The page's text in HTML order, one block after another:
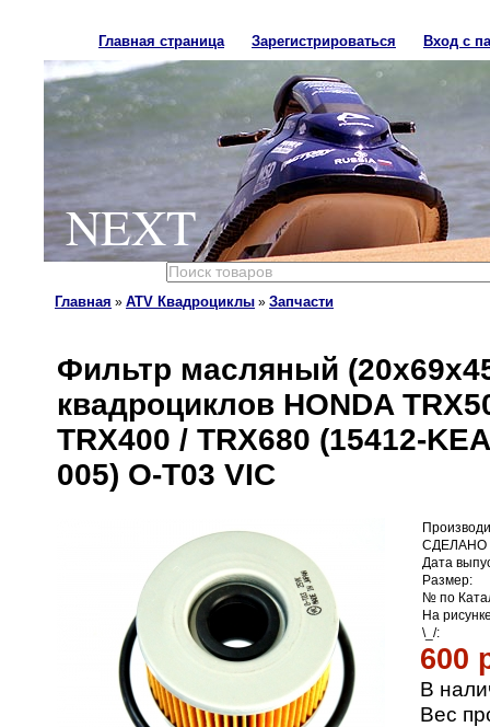
Главная страница Зарегистрироваться Вход с
NEXT
Главная » ATV Квадроциклы » Запчасти
Фильтр масляный
квадроциклов HONDA
TRX400 / TRX680 (15412-
005) O-T03 VIC
СДЕЛАНО
Дата
Размер:
№ по
На
\_/:
600
В
Вес